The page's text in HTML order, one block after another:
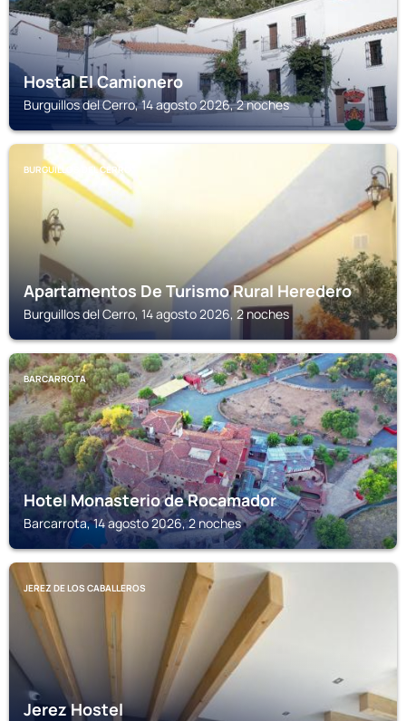
Hostal El Camionero
Burguillos del Cerro, 14 agosto 2026, 2 noches
BURGUILLOS DEL CERRO
Apartamentos De Turismo Rural Heredero
Burguillos del Cerro, 14 agosto 2026, 2 noches
BARCARROTA
Hotel Monasterio de Rocamador
Barcarrota, 14 agosto 2026, 2 noches
JEREZ DE LOS CABALLEROS
Jerez Hostel